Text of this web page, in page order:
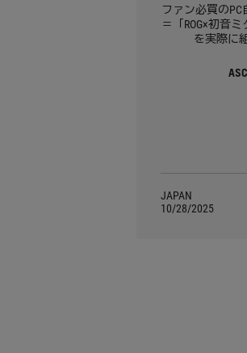
ファン必買の
＝「ROG×初音
を実際に
JAPAN
10/28/2025